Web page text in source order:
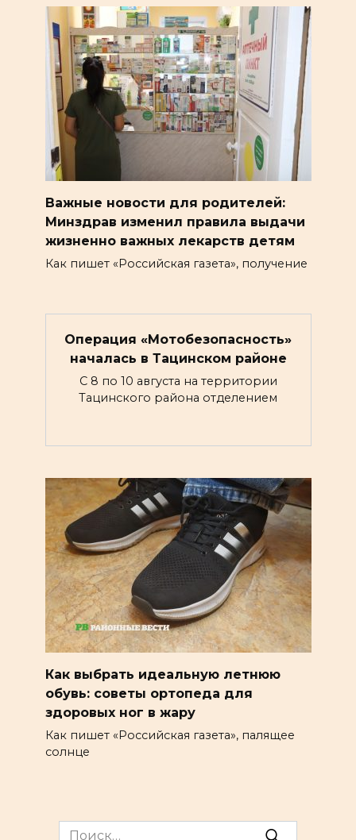
Важные новости для родителей:
Минздрав изменил правила выдачи
жизненно важных лекарств детям
Как пишет «Российская газета», получение
Операция «Мотобезопасность»
началась в Тацинском районе
С 8 по 10 августа на территории
Тацинского района отделением
Как выбрать идеальную летнюю
обувь: советы ортопеда для
здоровых ног в жару
Как пишет «Российская газета», палящее
солнце
Search